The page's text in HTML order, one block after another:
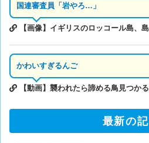
国連審査員「岩やろ…」
【画像】イギリスのロッコール島、
かわいすぎるんご
【動画】襲われたら諦める鳥見つかる
最新の